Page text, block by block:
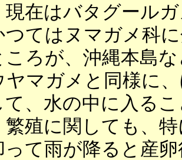
現在はバタグール
つてはヌマガメ科
ころが、沖縄本島
ヤマガメと同様に
て、水の中に入る
繁殖に関しても、
って雨が降ると産